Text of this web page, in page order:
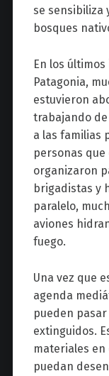
se sensibiliza
bosques
En los
Patagonia,
estuvieron
trabajando
a las familias
personas
organizaron
brigadistas y
paralelo,
aviones
fuego.
Una vez que
agenda
pueden
extinguidos.
materiales
puedan